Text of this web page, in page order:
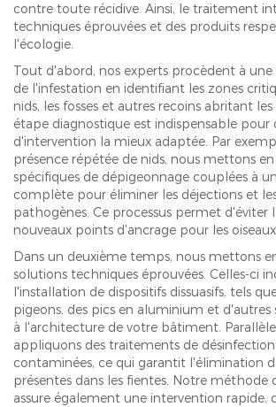
contre toute récidive. Ainsi, le traitement
techniques éprouvées et des produits
l'écologie.
Tout d'abord, nos experts procèdent à une
de l'infestation en identifiant les zones
nids, les fosses et autres recoins abritant
étape diagnostique est indispensable pour
d'intervention la mieux adaptée. Par
présence répétée de nids, nous mettons
spécifiques de dépigeonnage couplées à
complète pour éliminer les déjections et
pathogènes. Ce processus permet
nouveaux points d'ancrage pour les oiseaux
Dans un deuxième temps, nous mettons
solutions techniques éprouvées. Celles-ci
l'installation de dispositifs dissuasifs, tels
pigeons, des pics en aluminium et d'autres
à l'architecture de votre bâtiment.
appliquons des traitements de désinfection
contaminées, ce qui garantit l'élimination
présentes dans les fientes. Notre
assure également une intervention rapide,